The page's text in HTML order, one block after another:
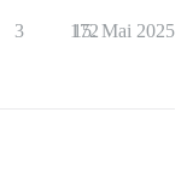
3 172
15. Mai 2025